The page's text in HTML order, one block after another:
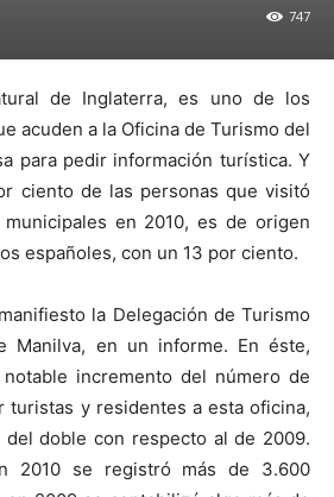
747
de Inglaterra, es uno de los
acuden a la Oficina de Turismo del
para pedir información turística. Y
ciento de las personas que visitó
en 2010, es de origen
españoles, con un 13 por ciento.
la Delegación de Turismo
Manilva, en un informe. En éste,
incremento del número de
turistas y residentes a esta oficina,
del doble con respecto al de 2009.
2010 se registró más de 3.600